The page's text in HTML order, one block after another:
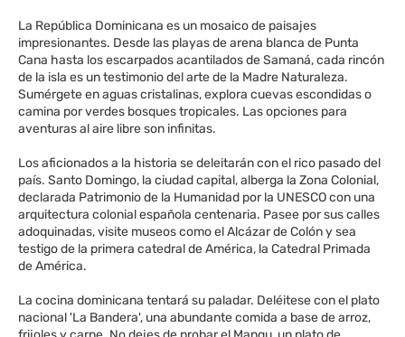
La República Dominicana es un mosaico de paisajes
impresionantes. Desde las playas de arena blanca de Punta
Cana hasta los escarpados acantilados de Samaná, cada rincón
de la isla es un testimonio del arte de la Madre Naturaleza.
Sumérgete en aguas cristalinas, explora cuevas escondidas o
camina por verdes bosques tropicales. Las opciones para
aventuras al aire libre son infinitas.
Los aficionados a la historia se deleitarán con el rico pasado del
país. Santo Domingo, la ciudad capital, alberga la Zona Colonial,
declarada Patrimonio de la Humanidad por la UNESCO con una
arquitectura colonial española centenaria. Pasee por sus calles
adoquinadas, visite museos como el Alcázar de Colón y sea
testigo de la primera catedral de América, la Catedral Primada
de América.
La cocina dominicana tentará su paladar. Deléitese con el plato
nacional 'La Bandera', una abundante comida a base de arroz,